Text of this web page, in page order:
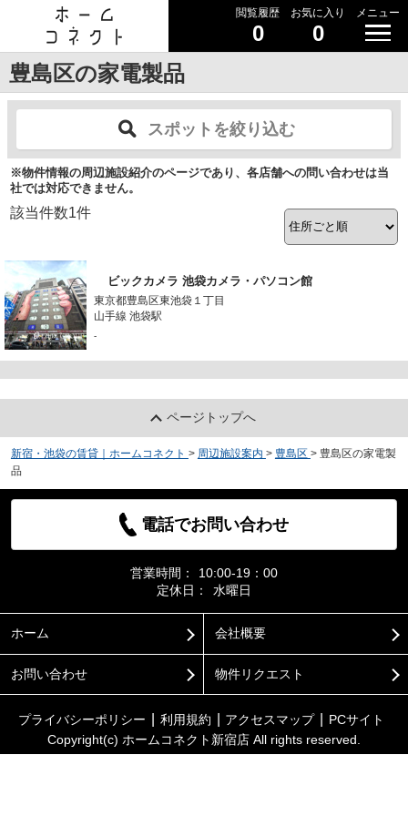
閲覧履歴
0
お気に入り
0
メニュー
豊島区の家電製品
スポットを絞り込む
※物件情報の周辺施設紹介のページであり、各店舗への問い合わせは当
社では対応できません。
該当件数1件
ビックカメラ 池袋カメラ・パソコン館
東京都豊島区東池袋１丁目
山手線 池袋駅
-
ページトップへ
新宿・池袋の賃貸｜ホームコネクト > 周辺施設案内 > 豊島区 > 豊島区の家電製
品
電話でお問い合わせ
営業時間：
10:00-19：00
定休日：
水曜日
ホーム 会社概要
お問い合わせ 物件リクエスト
プライバシーポリシー 利用規約 アクセスマップ
PCサイト
Copyright(c) ホームコネクト新宿店 All rights reserved.